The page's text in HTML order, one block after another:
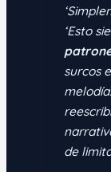
‘Esto
surcos
de